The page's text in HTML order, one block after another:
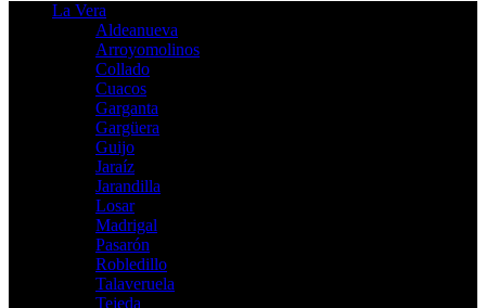
La Vera
Aldeanueva
Arroyomolinos
Collado
Cuacos
Garganta
Gargüera
Guijo
Jaraíz
Jarandilla
Losar
Madrigal
Pasarón
Robledillo
Talaveruela
Tejeda